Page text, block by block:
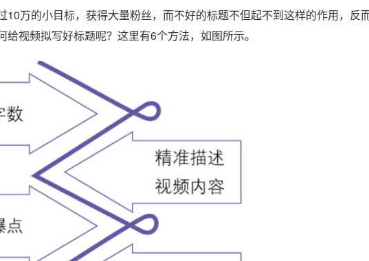
10万的小目标，获得大量粉丝，而不好的标题不但起不到这样的作用，反
视频拟写好标题呢？这里有6个方法，如图所示。